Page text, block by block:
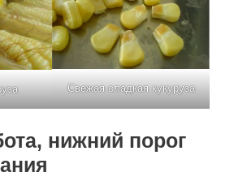
Свежая сладкая кукуруза
нижний порог